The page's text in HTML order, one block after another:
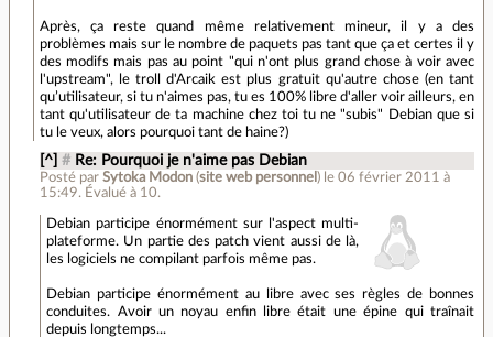
Après, ça reste quand même relativement mineur, il y a des
problèmes mais sur le nombre de paquets pas tant que ça et certes il y
des modifs mais pas au point "qui n'ont plus grand chose à voir avec
l'upstream", le troll d'Arcaik est plus gratuit qu'autre chose (en tant
qu’utilisateur, si tu n'aimes pas, tu es 100% libre d'aller voir ailleurs, en
tant qu'utilisateur de ta machine chez toi tu ne "subis" Debian que si
tu le veux, alors pourquoi tant de haine?)
[^] # Re: Pourquoi je n'aime pas Debian
Posté parSytoka Modon (site web personnel ) le 06 février 2011 à
15:49. Évalué à 10.
Debian participe énormément sur l'aspect multi-
plateforme. Un partie des patch vient aussi de là,
les logiciels ne compilant parfois même pas.
Debian participe énormément au libre avec ses règles de bonnes
conduites. Avoir un noyau enfin libre était une épine qui traînait
depuis longtemps...